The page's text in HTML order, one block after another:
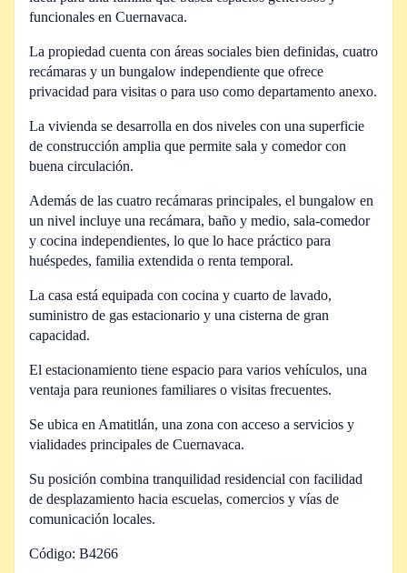
funcionales en Cuernavaca.
La propiedad cuenta con áreas sociales bien definidas, cuatro
recámaras y un bungalow independiente que ofrece
privacidad para visitas o para uso como departamento anexo.
La vivienda se desarrolla en dos niveles con una superficie
de construcción amplia que permite sala y comedor con
buena circulación.
Además de las cuatro recámaras principales, el bungalow en
un nivel incluye una recámara, baño y medio, sala-comedor
y cocina independientes, lo que lo hace práctico para
huéspedes, familia extendida o renta temporal.
La casa está equipada con cocina y cuarto de lavado,
suministro de gas estacionario y una cisterna de gran
capacidad.
El estacionamiento tiene espacio para varios vehículos, una
ventaja para reuniones familiares o visitas frecuentes.
Se ubica en Amatitlán, una zona con acceso a servicios y
vialidades principales de Cuernavaca.
Su posición combina tranquilidad residencial con facilidad
de desplazamiento hacia escuelas, comercios y vías de
comunicación locales.
Código: B4266